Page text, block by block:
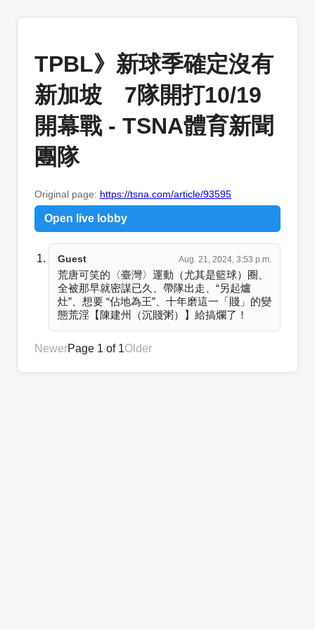
TPBL》新球季確定沒有
新加坡 7隊開打10/19
開幕戰 - TSNA體育新聞
團隊
Original page: https://tsna.com/article/93595
Open live lobby
Guest Aug. 21, 2024, 3:53 p.m.
荒唐可笑的〈臺灣〉運動（尤其是籃球）圈、
全被那早就密謀已久、帶隊出走、“另起爐
灶”、想要 “佔地為王”、十年磨這一「賤」的變
態荒淫【陳建州（沉賤粥）】給搞爛了！
NewerPage 1 of 1Older